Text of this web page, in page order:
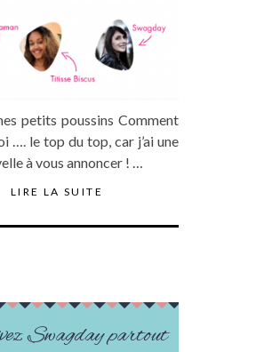
petits poussins Comment
…. le top du top, car j’ai une
à vous annoncer ! …
LIRE LA SUITE
Swagday partout